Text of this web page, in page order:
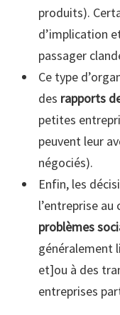
produits).
d’implication
passager
Ce type
des rapports
petites
peuvent leur
négociés).
Enfin, les
l’entreprise
problèmes
généralement
et]ou à des
entreprises